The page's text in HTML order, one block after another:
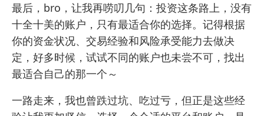
最后，bro，让我再唠叨几句：投资这条路上，没有
十全十美的账户，只有最适合你的选择。记得根据
你的资金状况、交易经验和风险承受能力去做决
定，好多时候，试试不同的账户也未尝不可，找出
最适合自己的那一个～
一路走来，我也曾跌过坑、吃过亏，但正是这些经